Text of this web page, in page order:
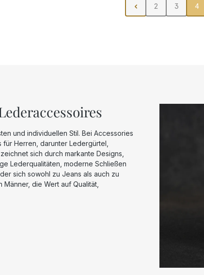
Seite
2 Seite
3 4
und individuellen Stil. Bei Accessories
Herren, darunter Ledergürtel,
sich durch markante Designs,
Lederqualitäten, moderne Schließen
sich sowohl zu Jeans als auch zu
Männer, die Wert auf Qualität,